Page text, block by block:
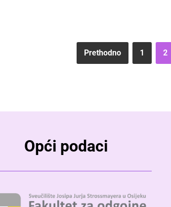
Prethodno 1 2
Opći podaci